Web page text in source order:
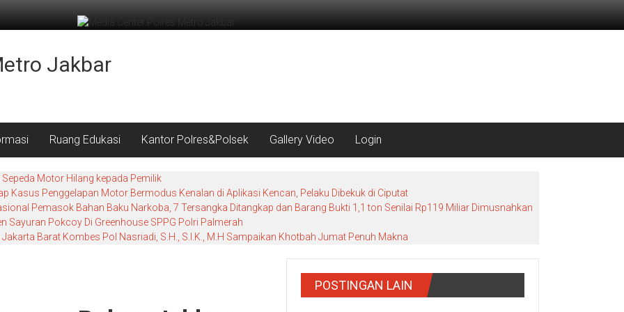
Jakbar
Ruang Edukasi Kantor Polres&Polsek Gallery Video Login
Motor Hilang kepada Pemilik
Kasus Penggelapan Motor Bermodus Kenalan di Aplikasi Kencan, Pelaku Dibekuk di Ciputat
Pemasok Bahan Baku Narkoba, 7 Tersangka Ditangkap dan Barang Bukti 1,1 ton Senilai Rp119 Miliar Dimusnahkan
Sayuran Pokcoy Di Greenhouse SPPG Polri Palmerah
Barat Kombes Pol Nasriadi, S.H., S.I.K., M.H Sampaikan Khotbah Jumat Penuh Makna
POSTINGAN LAIN